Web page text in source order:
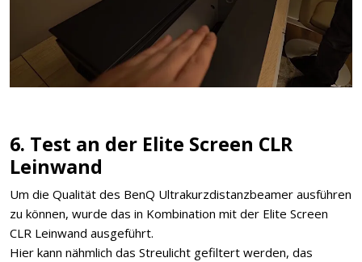
6. Test an der Elite Screen CLR
Leinwand
Um die Qualität des BenQ Ultrakurzdistanzbeamer ausführen
zu können, wurde das in Kombination mit der Elite Screen
CLR Leinwand ausgeführt.
Hier kann nähmlich das Streulicht gefiltert werden, das